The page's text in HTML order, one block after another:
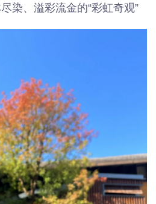
染、溢彩流金的“彩虹奇观”